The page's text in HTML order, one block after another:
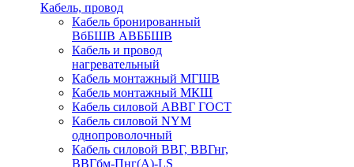
Кабель, провод
Кабель бронированный
ВбБШВ АВББШВ
Кабель и провод
нагревательный
Кабель монтажный МГШВ
Кабель монтажный МКШ
Кабель силовой АВВГ ГОСТ
Кабель силовой NYM
однопроволочный
Кабель силовой ВВГ, ВВГнг,
ВВГбм-Пнг(А)-LS